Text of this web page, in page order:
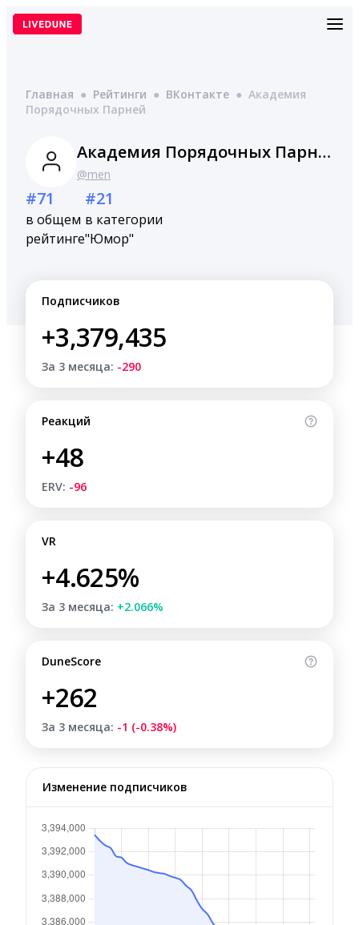
Перейти
Главная ● Рейтинги ● ВКонтакте ● Академия
Порядочных Парней
Академия Порядочных Парней
@men
#71
в общем
рейтинге
#21
в категории
"Юмор"
Подписчиков
+3,379,435
За 3 месяца: -290
Реакций
+48
ERV: -96
VR
+4.625%
За 3 месяца: +2.066%
DuneScore
+262
За 3 месяца: -1 (-0.38%)
Изменение подписчиков